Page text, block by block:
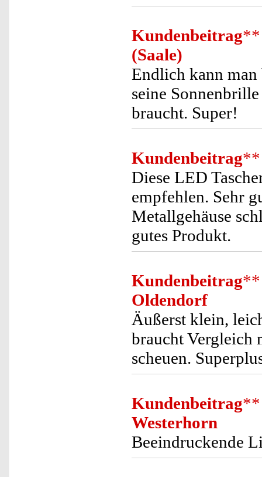
Kundenbeitrag**
(Saale)
Endlich kann
seine
braucht. Super!
Kundenbeitrag**
Diese LED
empfehlen. Sehr
Metallgehäuse
gutes Produkt.
Kundenbeitrag**
Oldendorf
Äußerst klein,
braucht Vergleich
scheuen.
Kundenbeitrag**
Westerhorn
Beeindruckende